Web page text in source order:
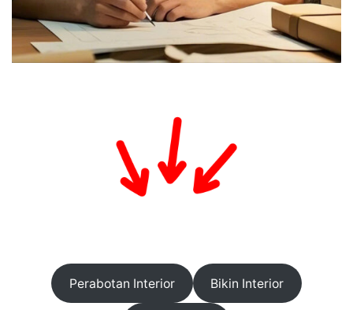
Perabotan Interior Bikin Interior